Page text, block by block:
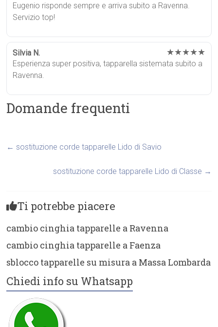
Eugenio risponde sempre e arriva subito a Ravenna.
Servizio top!
Silvia N. ★★★★★
Esperienza super positiva, tapparella sistemata subito a
Ravenna.
Domande frequenti
← sostituzione corde tapparelle Lido di Savio
sostituzione corde tapparelle Lido di Classe →
Ti potrebbe piacere
cambio cinghia tapparelle a Ravenna
cambio cinghia tapparelle a Faenza
sblocco tapparelle su misura a Massa Lombarda
Chiedi info su Whatsapp